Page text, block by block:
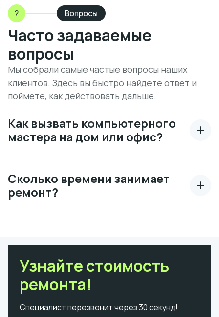
? Вопросы
Часто задаваемые
вопросы
Мы собрали самые частые вопросы наших
клиентов. Здесь вы быстро найдете ответ и
поймете, как действовать дальше.
Как вызвать компьютерного
мастера на дом или офис?
Сколько времени занимает
ремонт?
Узнайте стоимость
ремонта!
Специалист перезвонит через 30 секунд!